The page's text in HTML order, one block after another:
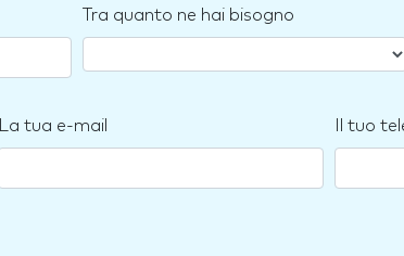
Tra quanto ne hai bisogno
La tua e-mail Il tuo